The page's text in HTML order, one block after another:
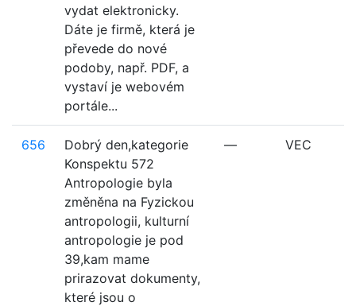
vydat elektronicky.
Dáte je firmě, která je
převede do nové
podoby, např. PDF, a
vystaví je webovém
portále...
656
Dobrý den,kategorie
Konspektu 572
Antropologie byla
změněna na Fyzickou
antropologii, kulturní
antropologie je pod
39,kam mame
prirazovat dokumenty,
které jsou o
— VEC